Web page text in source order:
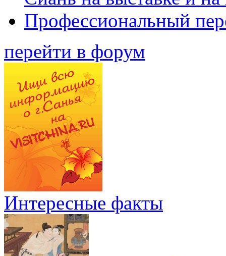
Профессиональный
перейти в форум
Интересные факты